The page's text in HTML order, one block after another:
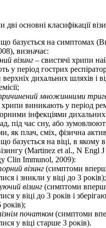
основні класифікації
базується на симптомах
визначає:
візинг – свистячі хрипи
у період гострих
верхніх дихальних шляхів і
множинними
хрипи виникають у період
інфекціями
під час сну, або
як плач, сміх, фізична
базується на віці, в якому
(Martinez et al., N Engl
Clin Immunol, 2009):
візинг (симптоми
і зникли у віці до 3 років);
візинг (симптоми
у віці до 3 років і
початком (симптоми
у віці старше 3 років).